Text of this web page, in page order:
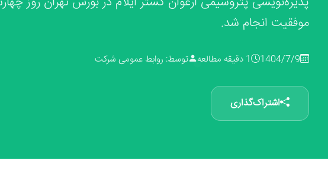
موفقیت انجام شد.
1404/7/9 1 دقیقه مطالعه توسط: روابط عمومی شرکت
اشتراک‌گذاری